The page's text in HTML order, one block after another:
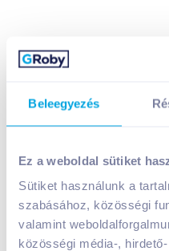
Beleegyezés
Ez a weboldal sütiket
Sütiket használunk a
szabásához, közösségi
valamint
közösségi média-,
Mogyi Crasssh!
Nettó eladási